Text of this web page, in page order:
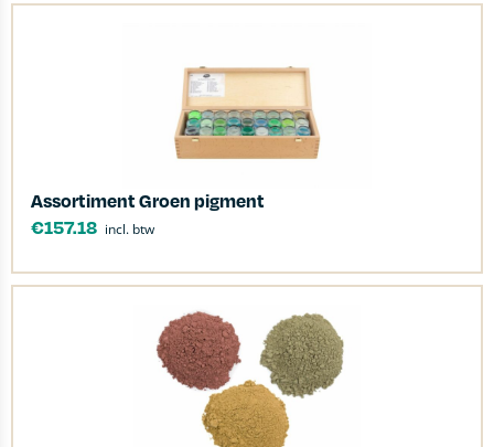
Assortiment Groen pigment
€157.18 incl. btw